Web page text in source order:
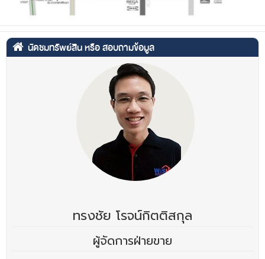
นัดชมทรัพย์สิน หรือ สอบถามข้อมูล
ทรงชัย โรจน์กิตติสกุล
ผู้จัดการฝ่ายขาย